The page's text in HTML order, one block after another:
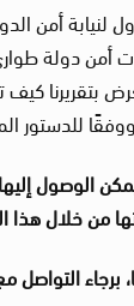
لنيابة أمن
بتقريرنا
للدستور
الوصول
من خلال هذا
التواصل